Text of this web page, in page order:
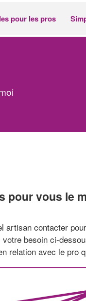
pour les pros
pour vous le
artisan contacter
besoin ci-
relation avec le pro